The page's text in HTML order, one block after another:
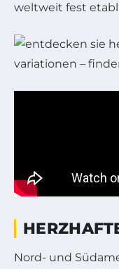
weltweit fest
Nord- und